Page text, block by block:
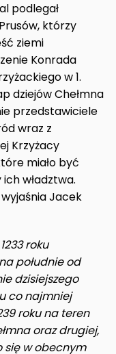
podlegał
którzy
ziemi
Konrada
w 1.
dziejów Chełmna
przedstawiciele
wraz z
Krzyżacy
miało być
władztwa.
Jacek
roku
południe od
dzisiejszego
co najmniej
roku na teren
oraz drugiej,
się w obecnym